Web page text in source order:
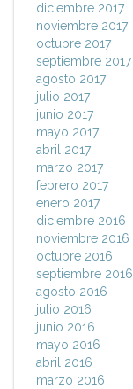
diciembre 2017
noviembre 2017
octubre 2017
septiembre 2017
agosto 2017
julio 2017
junio 2017
mayo 2017
abril 2017
marzo 2017
febrero 2017
enero 2017
diciembre 2016
noviembre 2016
octubre 2016
septiembre 2016
agosto 2016
julio 2016
junio 2016
mayo 2016
abril 2016
marzo 2016